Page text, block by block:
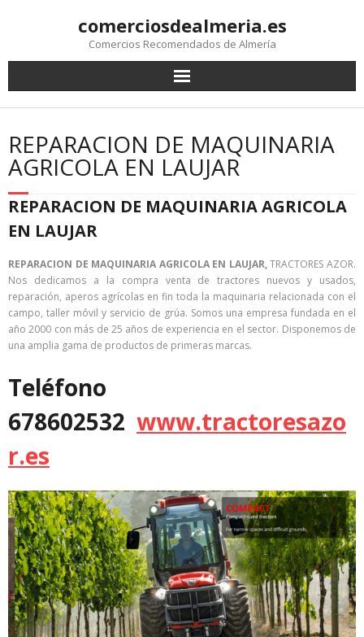
comerciosdealmeria.es
Comercios Recomendados de Almería
REPARACION DE MAQUINARIA
AGRICOLA EN LAUJAR
REPARACION DE MAQUINARIA AGRICOLA
EN LAUJAR
REPARACION DE MAQUINARIA AGRICOLA EN LAUJAR,TRACTORES AZOR.
Nos dedicamos a la compra venta de tractores nuevos y usados,
reparación, aperos agrícolas en fin toda la maquinaria relacionada con el
campo, taller móvil y servicio de grúa. Somos una empresa fundada en el
año 2000 con más de 25 años de experiencia en el sector. Disponemos de
una amplia gama de productos de primeras marcas.
Teléfono
678602532 www.tractoresazo
r.es